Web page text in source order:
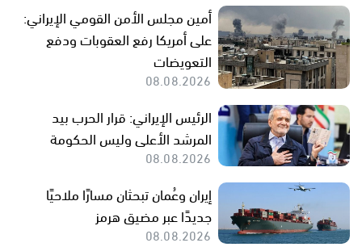
أمين مجلس الأمن القومي الإيراني:
على أمريكا رفع العقوبات ودفع
التعويضات
08.08.2026
الرئيس الإيراني: قرار الحرب بيد
المرشد الأعلى وليس الحكومة
08.08.2026
إيران وعُمان تبحثان مسارًا ملاحيًا
جديدًا عبر مضيق هرمز
08.08.2026